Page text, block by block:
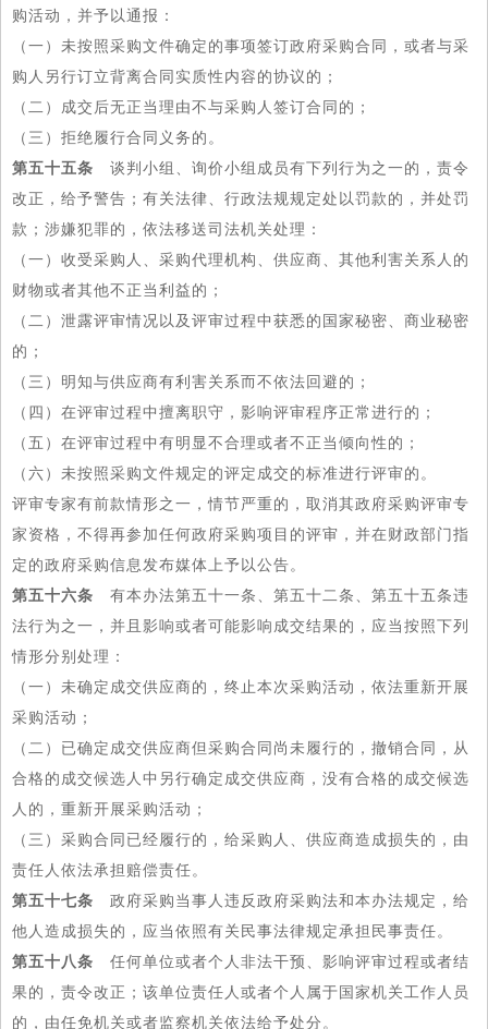
购活动，并予以通报：
（一）未按照采购文件确定的事项签订政府采购合同，或者与采
购人另行订立背离合同实质性内容的协议的；
（二）成交后无正当理由不与采购人签订合同的；
（三）拒绝履行合同义务的。
第五十五条 谈判小组、询价小组成员有下列行为之一的，责令
改正，给予警告；有关法律、行政法规规定处以罚款的，并处罚
款；涉嫌犯罪的，依法移送司法机关处理：
（一）收受采购人、采购代理机构、供应商、其他利害关系人的
财物或者其他不正当利益的；
（二）泄露评审情况以及评审过程中获悉的国家秘密、商业秘密
的；
（三）明知与供应商有利害关系而不依法回避的；
（四）在评审过程中擅离职守，影响评审程序正常进行的；
（五）在评审过程中有明显不合理或者不正当倾向性的；
（六）未按照采购文件规定的评定成交的标准进行评审的。
评审专家有前款情形之一，情节严重的，取消其政府采购评审专
家资格，不得再参加任何政府采购项目的评审，并在财政部门指
定的政府采购信息发布媒体上予以公告。
第五十六条 有本办法第五十一条、第五十二条、第五十五条违
法行为之一，并且影响或者可能影响成交结果的，应当按照下列
情形分别处理：
（一）未确定成交供应商的，终止本次采购活动，依法重新开展
采购活动；
（二）已确定成交供应商但采购合同尚未履行的，撤销合同，从
合格的成交候选人中另行确定成交供应商，没有合格的成交候选
人的，重新开展采购活动；
（三）采购合同已经履行的，给采购人、供应商造成损失的，由
责任人依法承担赔偿责任。
第五十七条 政府采购当事人违反政府采购法和本办法规定，给
他人造成损失的，应当依照有关民事法律规定承担民事责任。
第五十八条 任何单位或者个人非法干预、影响评审过程或者结
果的，责令改正；该单位责任人或者个人属于国家机关工作人员
的，由任免机关或者监察机关依法给予处分。